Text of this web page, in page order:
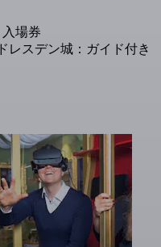
場券
レスデン城：ガイド付き